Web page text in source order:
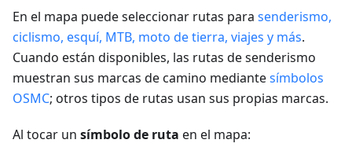
En el mapa puede seleccionar rutas para senderismo,
ciclismo, esquí, MTB, moto de tierra, viajes y más.
Cuando están disponibles, las rutas de senderismo
muestran sus marcas de camino mediantesímbolos
OSMC; otros tipos de rutas usan sus propias marcas.
Al tocar un símbolo de ruta en el mapa: